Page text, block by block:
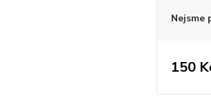
Nejsme
150